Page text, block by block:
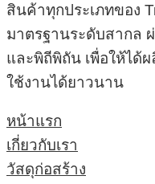
สินค้าทุกประเภทของ
มาตรฐานระดับสากล
และพิถีพิถัน เพื่อให้ไ
ใช้งานได้ยาวนาน
หน้าแรก
เกี่ยวกับเรา
วัสดุก่อสร้าง